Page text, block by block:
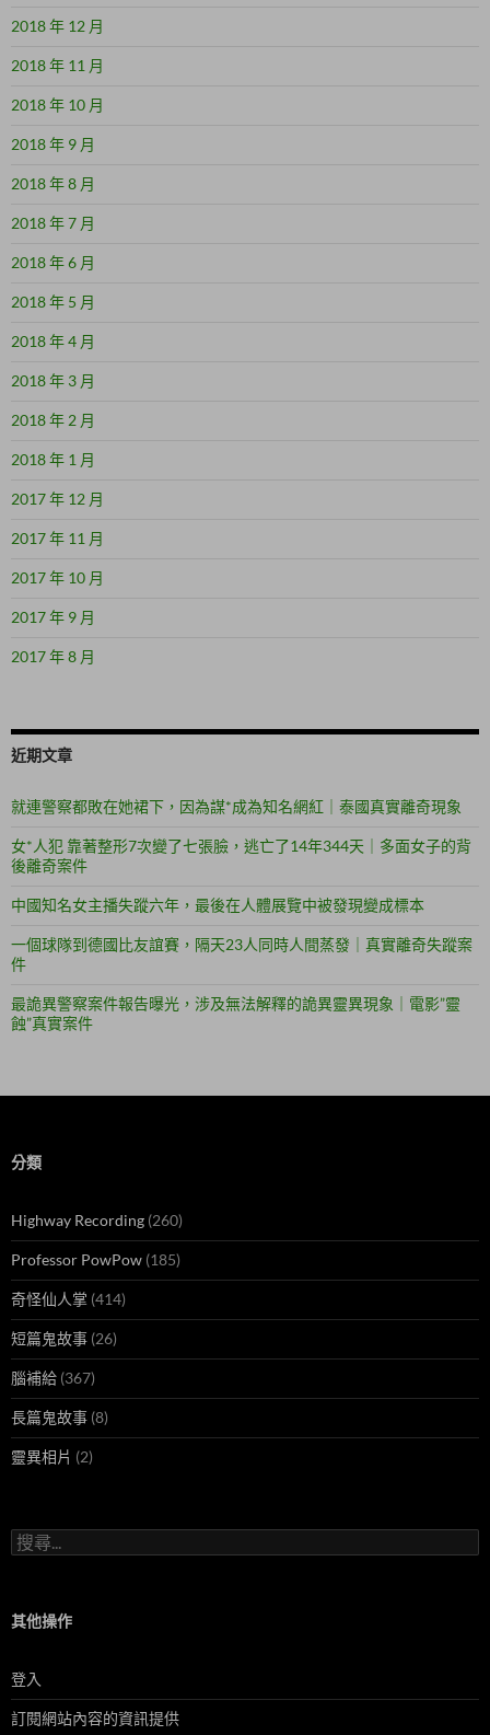
2018 年 12 月
2018 年 11 月
2018 年 10 月
2018 年 9 月
2018 年 8 月
2018 年 7 月
2018 年 6 月
2018 年 5 月
2018 年 4 月
2018 年 3 月
2018 年 2 月
2018 年 1 月
2017 年 12 月
2017 年 11 月
2017 年 10 月
2017 年 9 月
2017 年 8 月
近期文章
就連警察都敗在她裙下，因為謀*成為知名網紅｜泰國真實離奇現象
女*人犯 靠著整形7次變了七張臉，逃亡了14年344天｜多面女子的背
後離奇案件
中國知名女主播失蹤六年，最後在人體展覽中被發現變成標本
一個球隊到德國比友誼賽，隔天23人同時人間蒸發｜真實離奇失蹤案
件
最詭異警察案件報告曝光，涉及無法解釋的詭異靈異現象｜電影”靈
蝕”真實案件
分類
Highway Recording (260)
Professor PowPow (185)
奇怪仙人掌 (414)
短篇鬼故事 (26)
腦補給 (367)
長篇鬼故事 (8)
靈異相片 (2)
搜
尋
字:
其他操作
登入
訂閱網站內容的資訊提供